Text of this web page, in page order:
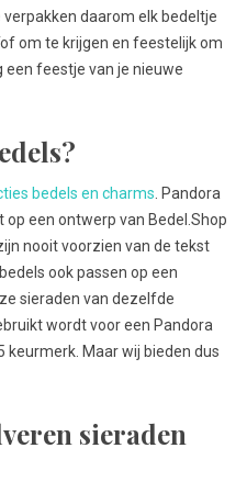
daarom elk bedeltje
om te krijgen en feestelijk om
een feestje van je nieuwe
bedels en charms . Pandora
een ontwerp van Bedel.Shop
nooit voorzien van de tekst
ook passen op een
sieraden van dezelfde
wordt voor een Pandora
keurmerk. Maar wij bieden dus
sieraden